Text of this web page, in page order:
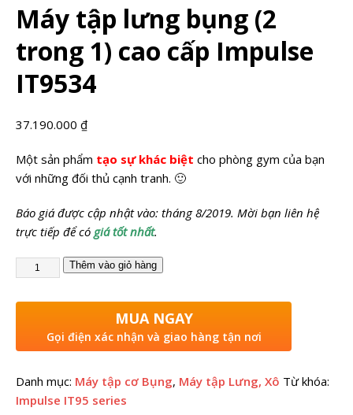
Máy tập lưng bụng (2
trong 1) cao cấp Impulse
IT9534
37.190.000 ₫
Một sản phẩm tạo sự khác biệt cho phòng gym của bạn
với những đối thủ cạnh tranh. 🙂
Báo giá được cập nhật vào: tháng 8/2019. Mời bạn liên hệ
trực tiếp để có giá tốt nhất.
Thêm vào giỏ hàng
MUA NGAY
Gọi điện xác nhận và giao hàng tận nơi
Danh mục: Máy tập cơ Bụng, Máy tập Lưng, Xô Từ khóa:
Impulse IT95 series